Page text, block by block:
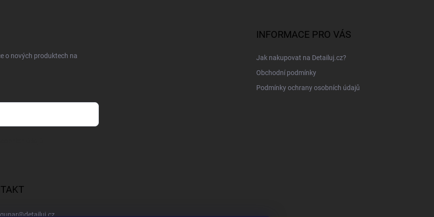
o nových produktech na
INFORMACE PRO VÁS
Jak nakupovat na Detailuj.cz?
Obchodní podmínky
Podmínky ochrany osobních údajů
gunar@detailuj.cz